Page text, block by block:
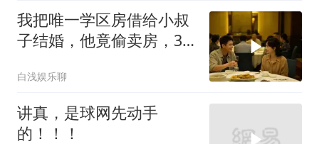
我把唯一学区房借给小叔
子结婚，他竟偷卖房，3
白浅娱乐聊
讲真，是球网先动手
的！！！